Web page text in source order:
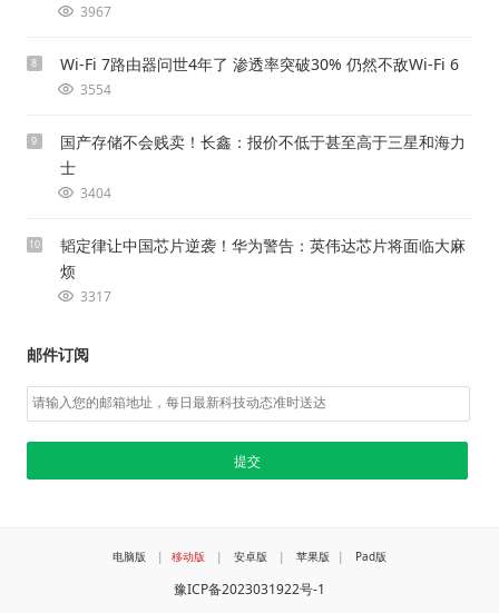
3967
8 Wi-Fi 7路由器问世4年了 渗透率突破30% 仍然不敌Wi-Fi 6
3554
9
国产存储不会贱卖！长鑫：报价不低于甚至高于三星和海力
士
3404
10
韬定律让中国芯片逆袭！华为警告：英伟达芯片将面临大麻
烦
3317
邮件订阅
电脑版 | 移动版 | 安卓版 | 苹果版 | Pad版
豫ICP备2023031922号-1